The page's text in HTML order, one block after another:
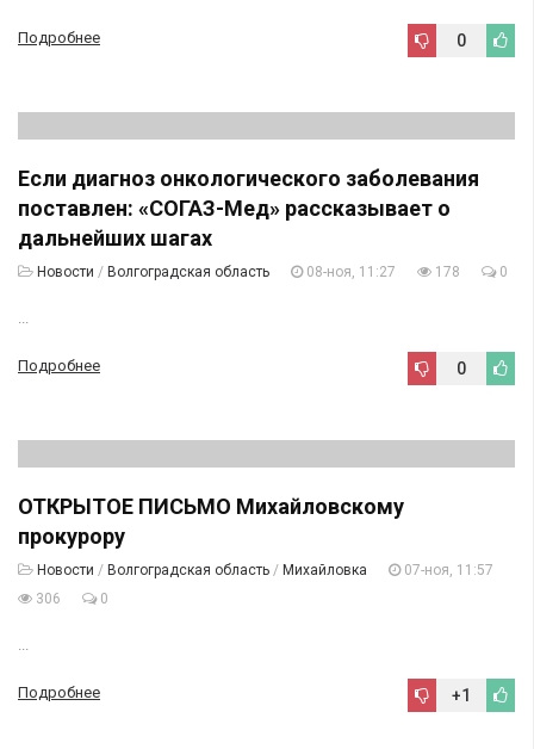
Подробнее 0
Если диагноз онкологического заболевания
поставлен: «СОГАЗ-Мед» рассказывает о
дальнейших шагах
Новости / Волгоградская область 08-ноя, 11:27 178 0
...
Подробнее 0
ОТКРЫТОЕ ПИСЬМО Михайловскому
прокурору
Новости / Волгоградская область / Михайловка
07-ноя, 11:57
306
0
...
Подробнее +1